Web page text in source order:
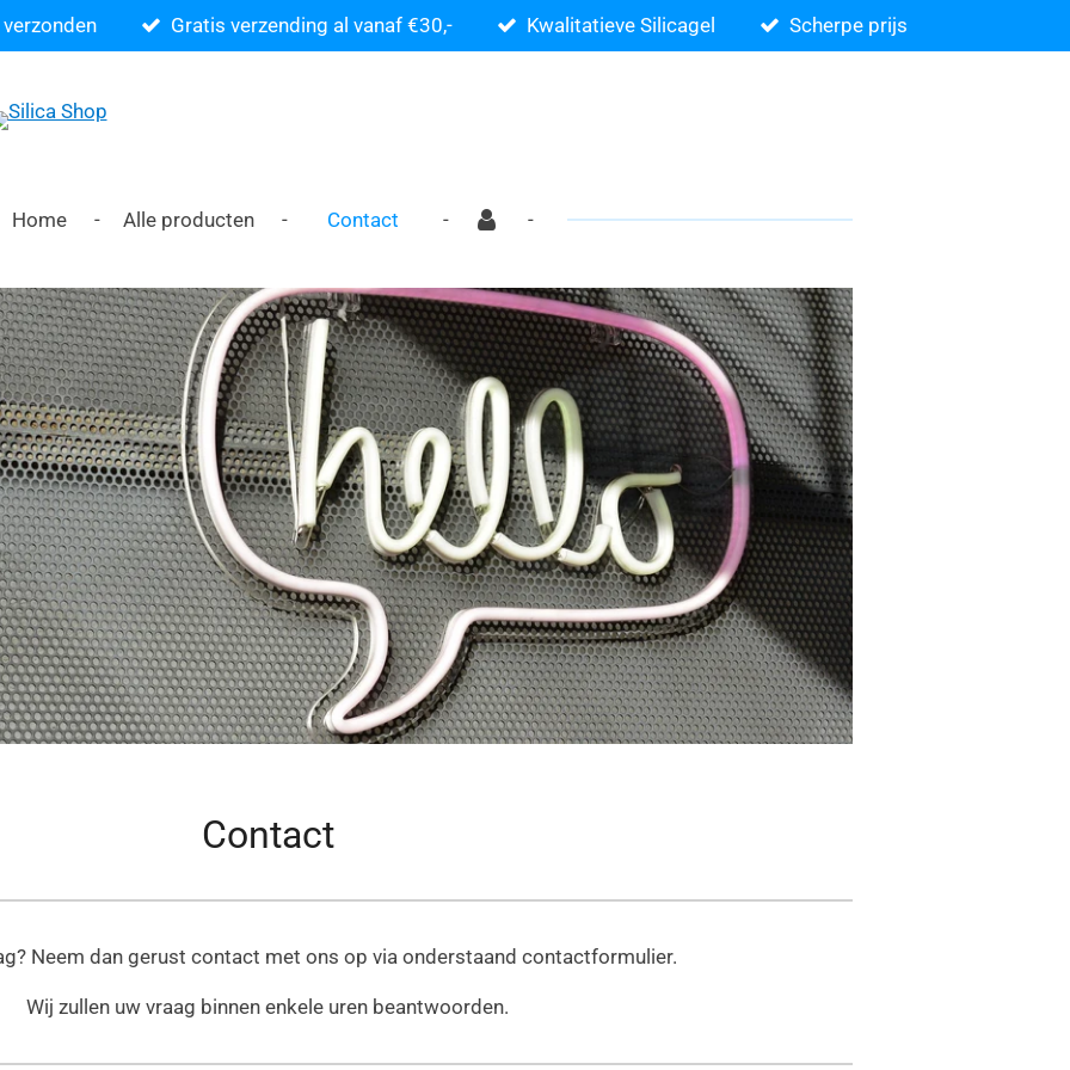
Gratis verzending al vanaf €30,- Kwalitatieve Silicagel Scherpe prijs
Home Alle producten Contact
Contact
Neem dan gerust contact met ons op via onderstaand contactformulier.
Wij zullen uw vraag binnen enkele uren beantwoorden.